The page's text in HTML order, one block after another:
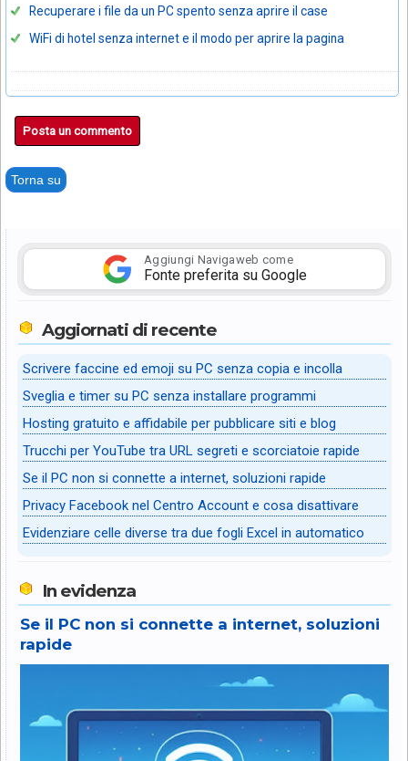
Recuperare i file da un PC spento senza aprire il case
WiFi di hotel senza internet e il modo per aprire la pagina
Posta un commento
Torna su
Aggiungi Navigaweb come
Fonte preferita su Google
Aggiornati di recente
Scrivere faccine ed emoji su PC senza copia e incolla
Sveglia e timer su PC senza installare programmi
Hosting gratuito e affidabile per pubblicare siti e blog
Trucchi per YouTube tra URL segreti e scorciatoie rapide
Se il PC non si connette a internet, soluzioni rapide
Privacy Facebook nel Centro Account e cosa disattivare
Evidenziare celle diverse tra due fogli Excel in automatico
In evidenza
Se il PC non si connette a internet, soluzioni
rapide